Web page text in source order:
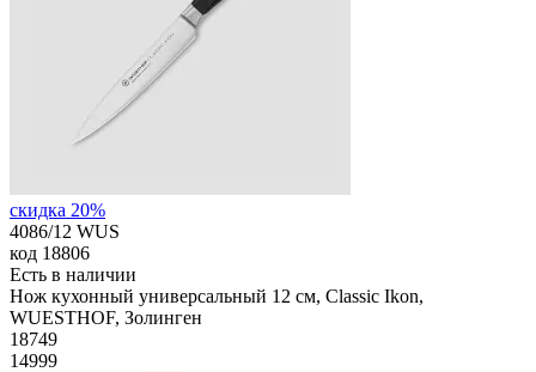
скидка 20%
4086/12 WUS
код 18806
Есть в наличии
Нож кухонный универсальный 12 см, Classic Ikon,
WUESTHOF, Золинген
18749
14999